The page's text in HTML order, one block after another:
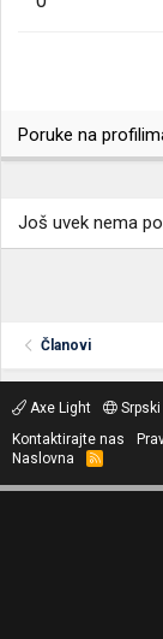
Poruke na
Još uvek nema
Članovi
Axe Light
Srpski
Kontaktirajte nas
Naslovna
R
S